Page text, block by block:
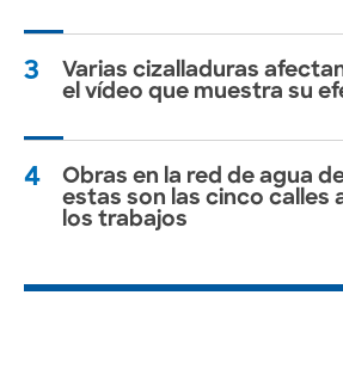
3
Varias cizalladuras
el vídeo que muestra su
4
Obras en la red de agua
estas son las cinco calles
los trabajos